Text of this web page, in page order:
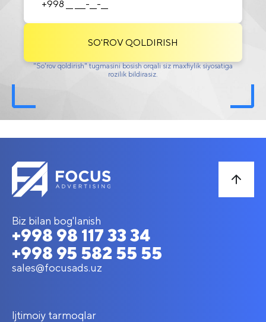
SO'ROV QOLDIRISH
"So'rov qoldirish" tugmasini bosish orqali siz maxfiylik siyosatiga
rozilik bildirasiz.
Biz bilan bog'lanish
+998 98 117 33 34
+998 95 582 55 55
sales@focusads.uz
Ijtimoiy tarmoqlar